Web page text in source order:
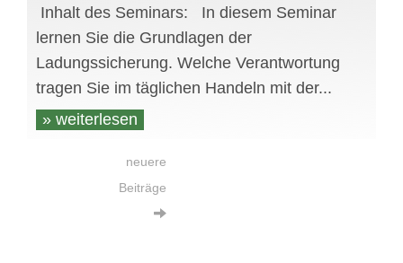
Inhalt des Seminars: In diesem Seminar
lernen Sie die Grundlagen der
Ladungssicherung. Welche Verantwortung
tragen Sie im täglichen Handeln mit der...
» weiterlesen
neuere
Beiträge